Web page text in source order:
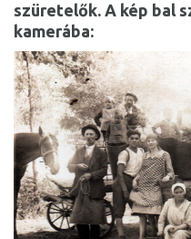
szüretelők. A kép bal
kamerába: